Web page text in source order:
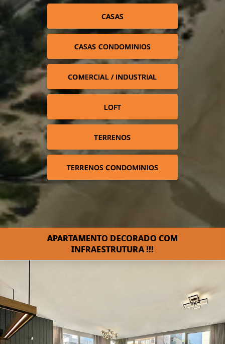
CASAS
CASAS CONDOMINIOS
COMERCIAL / INDUSTRIAL
LOFT
TERRENOS
TERRENOS CONDOMINIOS
APARTAMENTO DECORADO COM
INFRAESTRUTURA !!!